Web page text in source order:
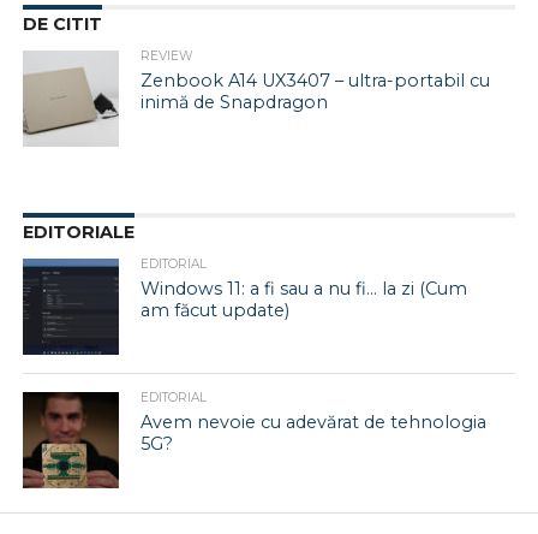
DE CITIT
REVIEW
Zenbook A14 UX3407 – ultra-portabil cu
inimă de Snapdragon
EDITORIALE
EDITORIAL
Windows 11: a fi sau a nu fi… la zi (Cum
am făcut update)
EDITORIAL
Avem nevoie cu adevărat de tehnologia
5G?